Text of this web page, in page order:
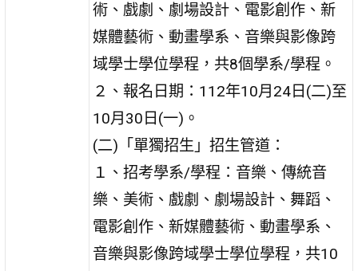
術、戲劇、劇場設計、電影創作、新
媒體藝術、動畫學系、音樂與影像跨
域學士學位學程，共8個學系/學程。
２、報名日期：112年10月24日(二)至
10月30日(一)。
(二)「單獨招生」招生管道：
１、招考學系/學程：音樂、傳統音
樂、美術、戲劇、劇場設計、舞蹈、
電影創作、新媒體藝術、動畫學系、
音樂與影像跨域學士學位學程，共10